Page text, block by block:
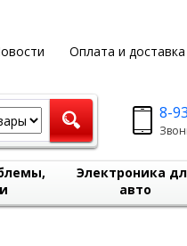
Оплата и доставка
8-
Электроника
авто